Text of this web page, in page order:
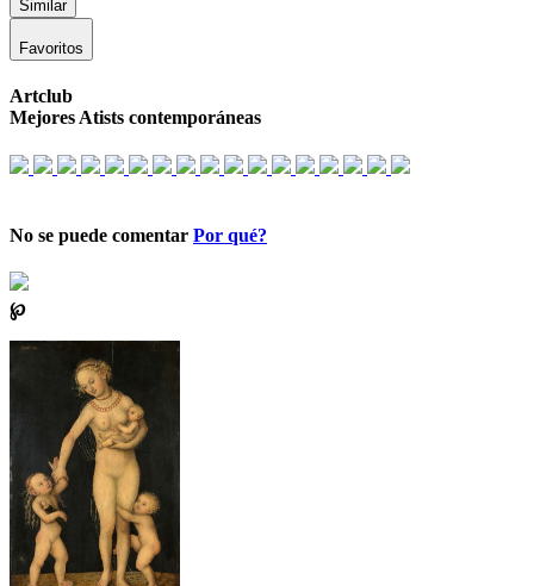
Similar
Favoritos
Artclub
Mejores Atists contemporáneas
No se puede comentar Por qué?
℘